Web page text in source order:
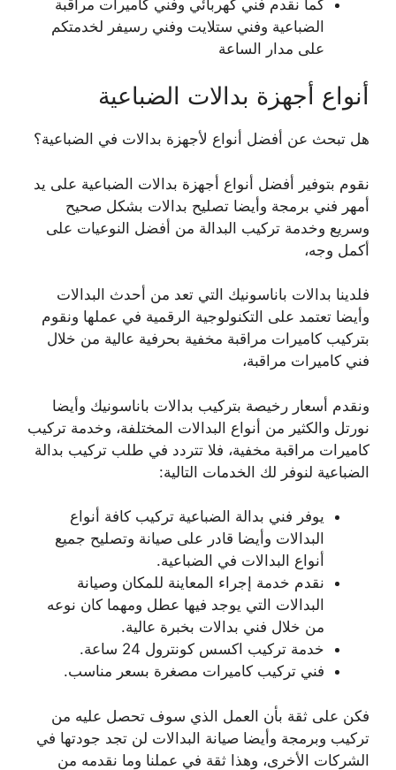
كما نقدم فني كهربائي وفني كاميرات مراقبة
الضباعية وفني ستلايت وفني رسيفر لخدمتكم
على مدار الساعة
أنواع أجهزة بدالات الضباعية
هل تبحث عن أفضل أنواع لأجهزة بدالات في الضباعية؟
نقوم بتوفير أفضل أنواع أجهزة بدالات الضباعية على يد
أمهر فني برمجة وأيضا تصليح بدالات بشكل صحيح
وسريع وخدمة تركيب البدالة من أفضل النوعيات على
أكمل وجه،
فلدينا بدالات باناسونيك التي تعد من أحدث البدالات
وأيضا تعتمد على التكنولوجية الرقمية في عملها ونقوم
بتركيب كاميرات مراقبة مخفية بحرفية عالية من خلال
فني كاميرات مراقبة،
ونقدم أسعار رخيصة بتركيب بدالات باناسونيك وأيضا
نورتل والكثير من أنواع البدالات المختلفة، وخدمة تركيب
كاميرات مراقبة مخفية، فلا تتردد في طلب تركيب بدالة
الضباعية لنوفر لك الخدمات التالية:
يوفر فني بدالة الضباعية تركيب كافة أنواع
البدالات وأيضا قادر على صيانة وتصليح جميع
أنواع البدالات في الضباعية.
نقدم خدمة إجراء المعاينة للمكان وصيانة
البدالات التي يوجد فيها عطل ومهما كان نوعه
من خلال فني بدالات بخبرة عالية.
خدمة تركيب اكسس كونترول 24 ساعة.
فني تركيب كاميرات مصغرة بسعر مناسب.
فكن على ثقة بأن العمل الذي سوف تحصل عليه من
تركيب وبرمجة وأيضا صيانة البدالات لن تجد جودتها في
الشركات الأخرى، وهذا ثقة في عملنا وما نقدمه من